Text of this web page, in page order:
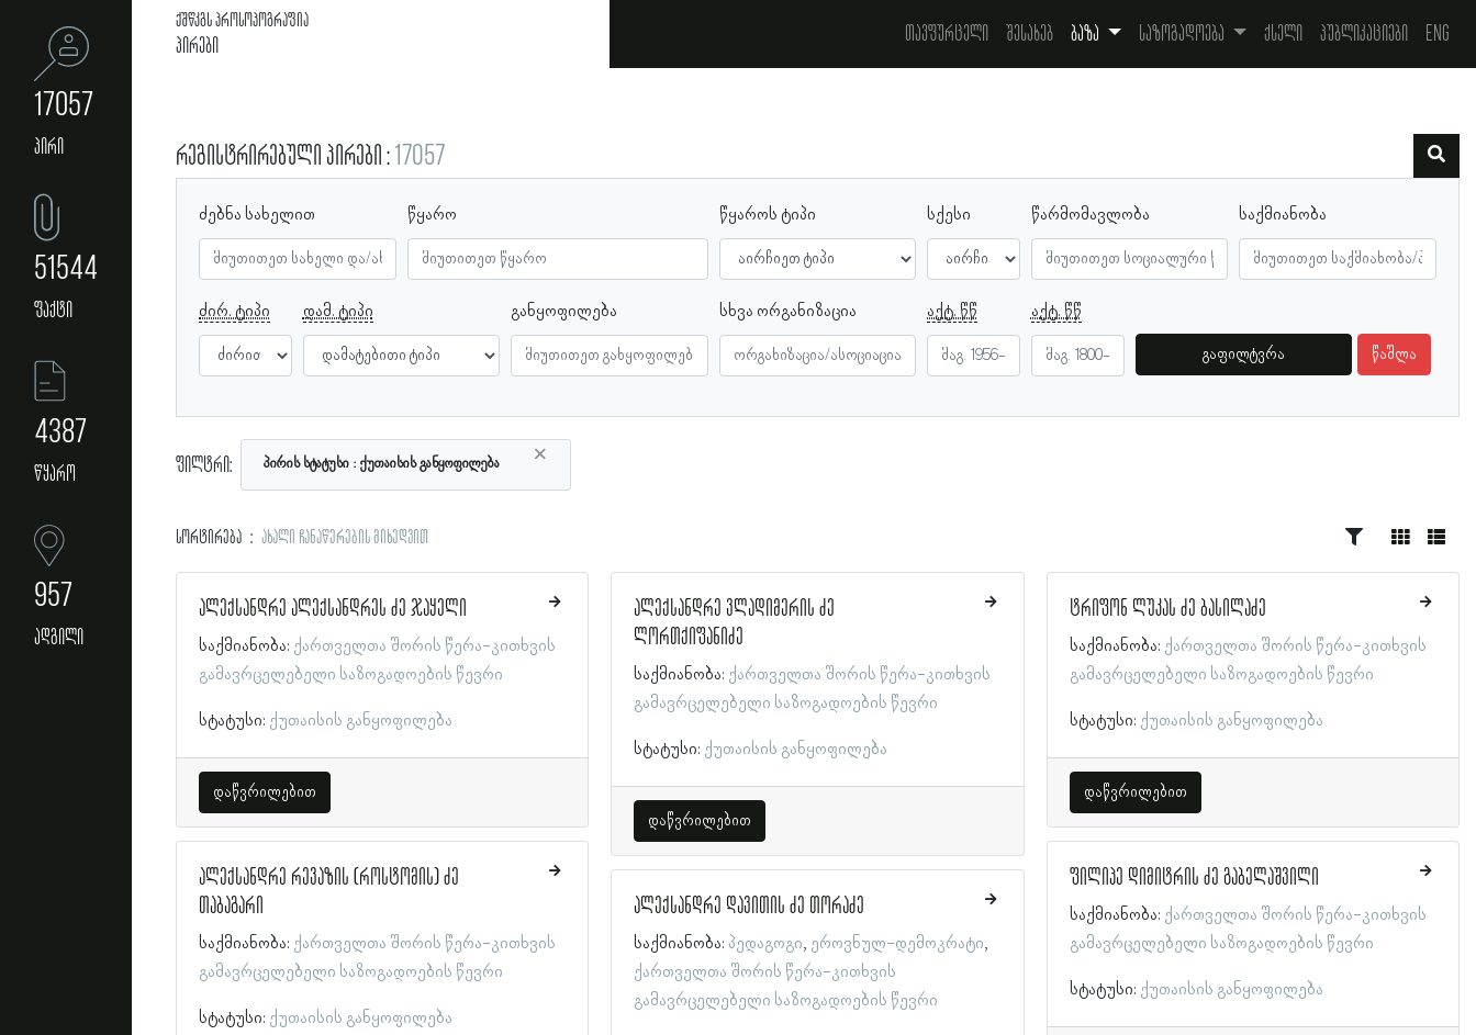
17057
პირი
51544
ფაქტი
4387
წყარო
957
ადგილი
ქშწკგს პროსოპოგრაფია
პირები თავფურცელი შესახებ ბაზა საზოგადოება ქსელი პუბლიკაციები Eng
რეგისტრირებული პირები 17057
ძებნა სახელით წყარო წყაროს ტიპი სქესი წარმომავლობა საქმიანობა
ძირ. ტიპი დამ. ტიპი განყოფილება სხვა ორგანიზაცია აქტ. წწ აქტ. წწ
გაფილტვრა წაშლა
ფილტრი: ×
პირის სტატუსი ქუთაისის განყოფილება
სორტირება ახალი ჩანაწერების მიხედვით
ალექსანდრე ალექსანდრეს ძე ჯაყელი
საქმიანობა: ქართველთა შორის წერა-კითხვის
გამავრცელებელი საზოგადოების წევრი
სტატუსი: ქუთაისის განყოფილება
დაწვრილებით
ალექსანდრე რევაზის (როსტომის) ძე
თაბაგარი
საქმიანობა: ქართველთა შორის წერა-კითხვის
გამავრცელებელი საზოგადოების წევრი
სტატუსი: ქუთაისის განყოფილება
ალექსანდრე ვლადიმერის ძე
ლორთქიფანიძე
საქმიანობა: ქართველთა შორის წერა-კითხვის
გამავრცელებელი საზოგადოების წევრი
სტატუსი: ქუთაისის განყოფილება
დაწვრილებით
ალექსანდრე დავითის ძე თორაძე
საქმიანობა: პედაგოგი ეროვნულ-დემოკრატი
ქართველთა შორის წერა-კითხვის
გამავრცელებელი საზოგადოების წევრი
ტრიფონ ლუკას ძე ბასილაძე
საქმიანობა: ქართველთა შორის წერა-კითხვის
გამავრცელებელი საზოგადოების წევრი
სტატუსი: ქუთაისის განყოფილება
დაწვრილებით
ფილიპე დიმიტრის ძე გაბელაშვილი
საქმიანობა: ქართველთა შორის წერა-კითხვის
გამავრცელებელი საზოგადოების წევრი
სტატუსი: ქუთაისის განყოფილება